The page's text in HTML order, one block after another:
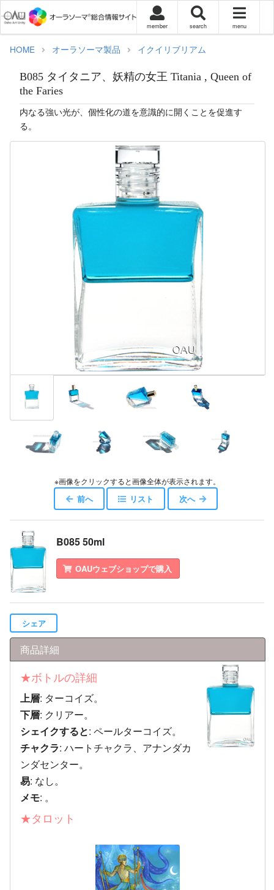
member search menu
HOME オーラソーマ製品 イクイリブリアム
B085 タイタニア、妖精の女王 Titania , Queen of
the Faries
内なる強い光が、個性化の道を意識的に開くことを促進す
る。
※画像をクリックすると画像全体が表示されます。
前へ リスト 次へ
B085 50ml
OAUウェブショップで購入
シェア
商品詳細
★ボトルの詳細
上層: ターコイズ。
下層: クリアー。
シェイクすると: ペールターコイズ。
チャクラ: ハートチャクラ、アナンダカ
ンダセンター。
易: なし。
メモ: 。
★タロット